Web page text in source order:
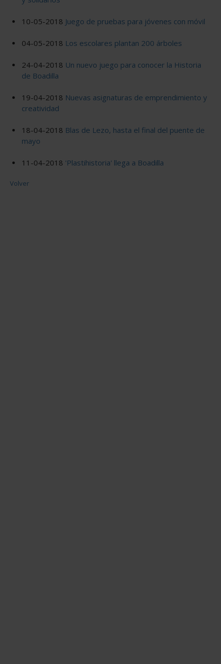
10-05-2018 Juego de pruebas para jóvenes con móvil
04-05-2018 Los escolares plantan 200 árboles
24-04-2018 Un nuevo juego para conocer la Historia
de Boadilla
19-04-2018 Nuevas asignaturas de emprendimiento y
creatividad
18-04-2018 Blas de Lezo, hasta el final del puente de
mayo
11-04-2018 'Plastihistoria' llega a Boadilla
Volver